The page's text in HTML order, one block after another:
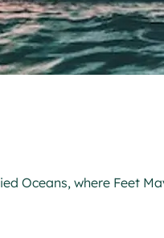
Oceans, where Feet